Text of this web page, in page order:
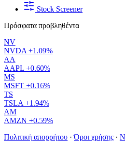
Stock Screener
Πρόσφατα προβληθέντα
NV
NVDA +1.09%
AA
AAPL +0.60%
MS
MSFT +0.16%
TS
TSLA +1.94%
AM
AMZN +0.59%
Πολιτική απορρήτου · Όροι χρήσης ·